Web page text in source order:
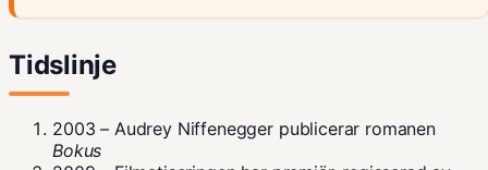
Tidslinje
2003 – Audrey Niffenegger publicerar romanen
Bokus